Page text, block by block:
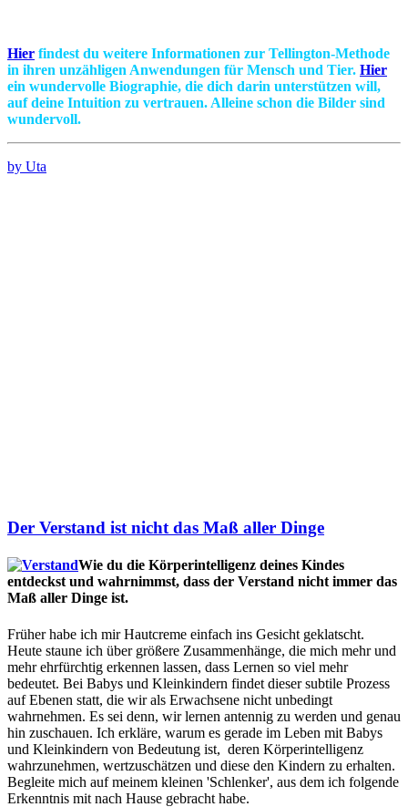
Hier findest du weitere Informationen zur Tellington-Methode
in ihren unzähligen Anwendungen für Mensch und Tier. Hier
ein wundervolle Biographie, die dich darin unterstützen will,
auf deine Intuition zu vertrauen. Alleine schon die Bilder sind
wundervoll.
by Uta
Der Verstand ist nicht das Maß aller Dinge
Wie du die Körperintelligenz deines Kindes
entdeckst und wahrnimmst, dass der Verstand nicht immer das
Maß aller Dinge ist.
Früher habe ich mir Hautcreme einfach ins Gesicht geklatscht.
Heute staune ich über größere Zusammenhänge, die mich mehr und
mehr ehrfürchtig erkennen lassen, dass Lernen so viel mehr
bedeutet. Bei Babys und Kleinkindern findet dieser subtile Prozess
auf Ebenen statt, die wir als Erwachsene nicht unbedingt
wahrnehmen. Es sei denn, wir lernen antennig zu werden und genau
hin zuschauen. Ich erkläre, warum es gerade im Leben mit Babys
und Kleinkindern von Bedeutung ist, deren Körperintelligenz
wahrzunehmen, wertzuschätzen und diese den Kindern zu erhalten.
Begleite mich auf meinem kleinen 'Schlenker', aus dem ich folgende
Erkenntnis mit nach Hause gebracht habe.